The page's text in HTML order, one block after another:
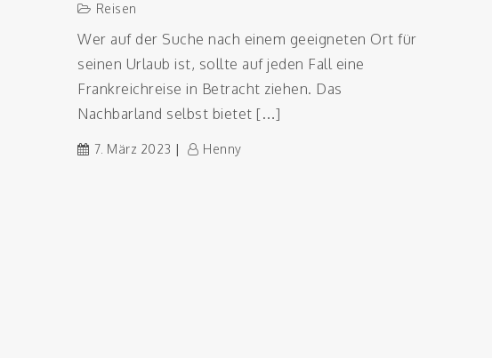
Reisen
Wer auf der Suche nach einem geeigneten Ort für
seinen Urlaub ist, sollte auf jeden Fall eine
Frankreichreise in Betracht ziehen. Das
Nachbarland selbst bietet […]
7. März 2023 Henny